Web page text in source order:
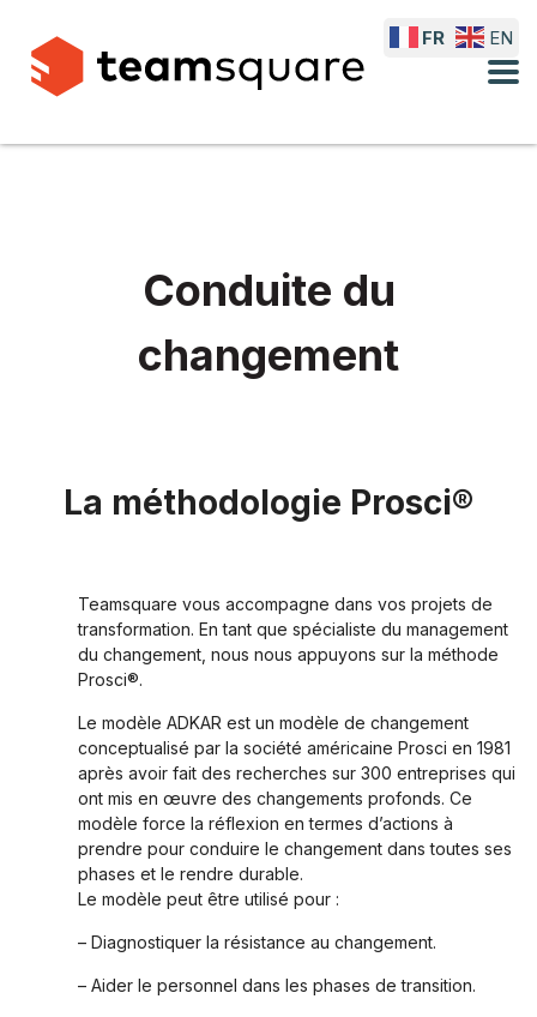
Conduite du
changement
La méthodologie Prosci®
Teamsquare vous accompagne dans vos projets de
transformation. En tant que spécialiste du management
du changement, nous nous appuyons sur la méthode
Prosci®.
Le modèle ADKAR est un modèle de changement
conceptualisé par la société américaine Prosci en 1981
après avoir fait des recherches sur 300 entreprises qui
ont mis en œuvre des changements profonds. Ce
modèle force la réflexion en termes d’actions à
prendre pour conduire le changement dans toutes ses
phases et le rendre durable.
Le modèle peut être utilisé pour :
– Diagnostiquer la résistance au changement.
– Aider le personnel dans les phases de transition.
FR EN